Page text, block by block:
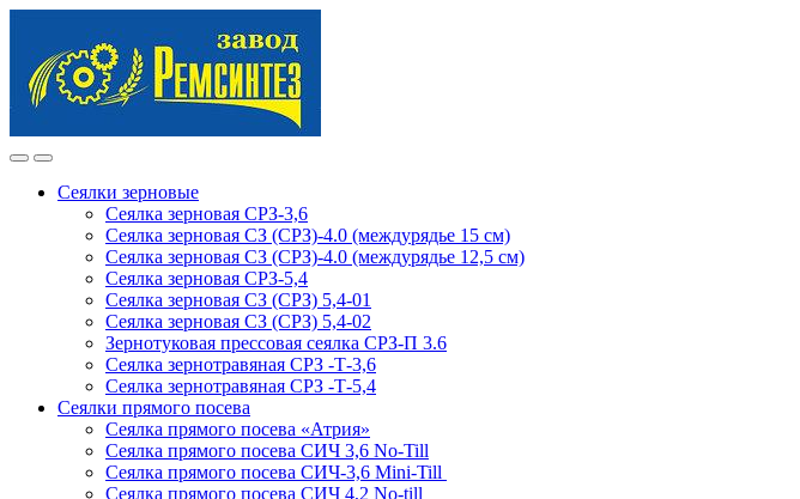
navigation
content
Сеялки зерновые
Сеялка зерновая СРЗ-3,6
Сеялка зерновая СЗ (СРЗ)-4.0 (междурядье 15 см)
Сеялка зерновая СЗ (СРЗ)-4.0 (междурядье 12,5 см)
Сеялка зерновая СРЗ-5,4
Сеялка зерновая СЗ (СРЗ) 5,4-01
Сеялка зерновая СЗ (СРЗ) 5,4-02
Зернотуковая прессовая сеялка СРЗ-П 3.6
Сеялка зернотравяная СРЗ -Т-3,6
Сеялка зернотравяная СРЗ -Т-5,4
Сеялки прямого посева
Сеялка прямого посева «Атрия»
Сеялка прямого посева СИЧ 3,6 No-Till
Сеялка прямого посева СИЧ-3,6 Mini-Till
Сеялка прямого посева СИЧ 4,2 No-till